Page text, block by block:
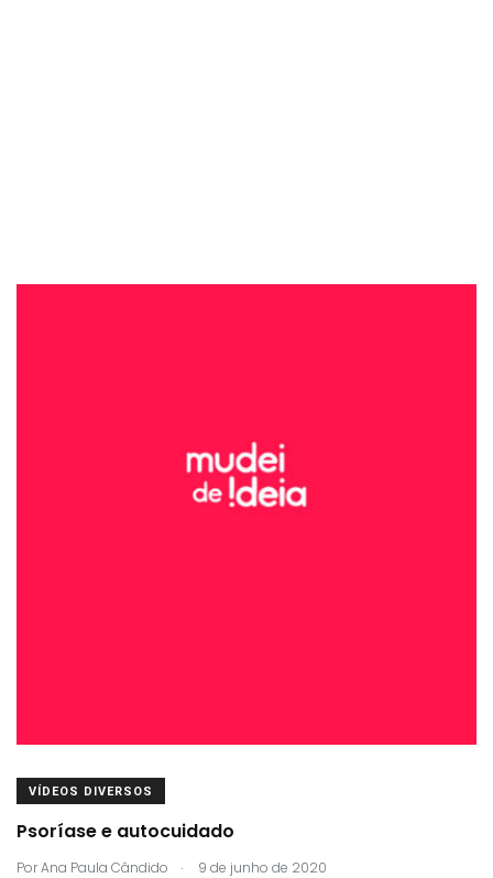
VÍDEOS DIVERSOS
Psoríase e autocuidado
PorAna Paula Cândido . 9 de junho de 2020